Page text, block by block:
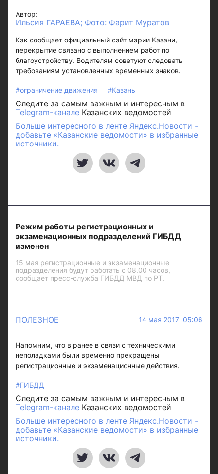
Автор:
Ильсия ГАРАЕВА; Фото: Фарит Муратов
Как сообщает официальный сайт мэрии Казани,
перекрытие связано с выполнением работ по
благоустройству. Водителям советуют следовать
требованиям установленных временных знаков.
#ограничение движения #Казань
Следите за самым важным и интересным в
Telegram-канале Казанских ведомостей
Больше интересного в ленте Яндекс.Новости -
добавьте «Казанские ведомости» в избранные
источники.
Режим работы регистрационных и
экзаменационных подразделений ГИБДД
изменен
15 мая регистрационные и экзаменационные
подразделения будут работать с 08.00 часов,
сообщает пресс-служба ГИБДД МВД по РТ.
ПОЛЕЗНОЕ 14 мая 2017 05:06
Напомним, что в ранее в связи с техническими
неполадками были временно прекращены
регистрационные и экзаменационные действия.
#ГИБДД
Следите за самым важным и интересным в
Telegram-канале Казанских ведомостей
Больше интересного в ленте Яндекс.Новости -
добавьте «Казанские ведомости» в избранные
источники.